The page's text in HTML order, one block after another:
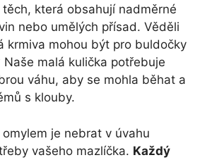
která obsahují nadměrné
nebo umělých přísad. Věděli
krmiva mohou být pro buldočky
Naše malá kulička‌ potřebuje
váhu, aby ​se mohla běhat a
s klouby.
je nebrat v úvahu
vašeho⁢ mazlíčka. Každý​